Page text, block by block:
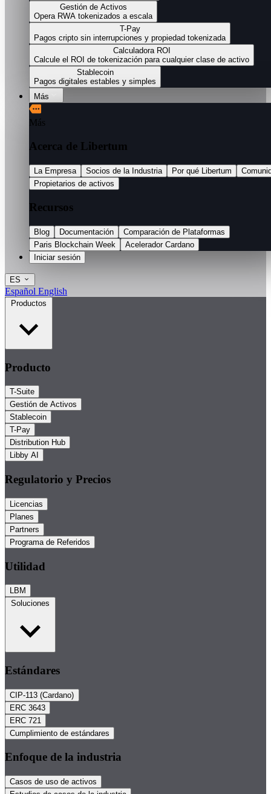
Gestión de Activos
Opera RWA tokenizados a escala
T-Pay
Pagos cripto sin interrupciones y propiedad tokenizada
Calculadora ROI
Calcule el ROI de tokenización para cualquier clase de activo
Stablecoin
Pagos digitales estables y simples
Más
Más
Acerca de Libertum
La Empresa Socios de la Industria Por qué Libertum
Propietarios de activos
Recursos
Blog Documentación
Comparación de Plataformas
Paris Blockchain Week
Acelerador Cardano
Iniciar sesión
ES
Español English
Productos
Producto
T-Suite
Gestión de Activos
Stablecoin
T-Pay
Distribution Hub
Libby AI
Regulatorio y Precios
Licencias
Planes
Partners
Programa de Referidos
Utilidad
LBM
Soluciones
Estándares
CIP-113 (Cardano)
ERC 3643
ERC 721
Cumplimiento de estándares
Enfoque de la industria
Casos de uso de activos